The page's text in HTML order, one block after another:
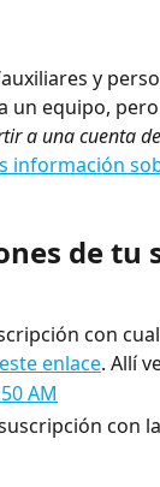
y
un equipo,
a una cuenta
información
de
con
este enlace. Allí
con